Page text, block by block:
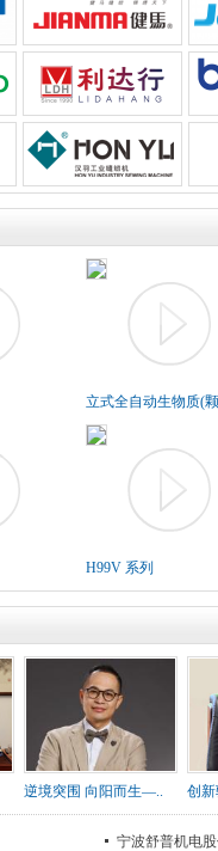
立式全自动生物质(
H99V 系列
逆境突围 向阳而生—.. 创
宁波舒普机电